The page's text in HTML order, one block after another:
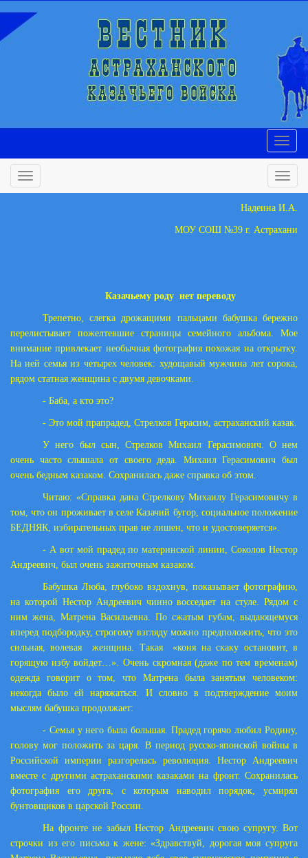
Надеина И.А.
МОУ СОШ №39 г. Астрахани
Казачьему роду нет переводу
Трепетно, слегка дрожащими пальцами бабушка бережно
перелистывает пожелтевшие страницы семейного альбома. Мое
внимание привлекает необычная фотография похожая на открытку.
На ней семья из четырех человек: худощавый мужчина лет сорока,
рядом статная женщина с двумя девочками.
- Баба, а кто это?
- Это мой прапрадед, Стрелков Герасим, астраханский казак.
У него был сын, Стрелков Михаил Герасимович. О нем
очень часто слышала от своего деда. Михаил Герасимович был
очень бедным казаком. Сохранилась даже справка об этом.
Читаю: «Справка дана Стрелкову Михаилу Герасимовичу в
том, что он проживает в селе Казачий бугор, социальное положение
БЕДНЯК, избирательных прав не лишен, что и удостоверяется».
- А вот мой прадед по материнской линии, Соколов Нестор
Андреевич, был очень зажиточным казаком.
Бабушка Люба, глубоко вздохнув, показывает фотографию,
на которой Нестор Андреевич чинно восседает на стуле. Рядом с
ним жена, Матрена Васильевна. По сжатым губам, выдающемуся
вперед подбородку, строгому взгляду можно предположить, что это
сильная, волевая
женщина. Такая
«коня на скаку остановит, в
горящую избу войдет…». Очень скромная (даже по тем временам)
одежда говорит о том, что Матрена была занятым человеком:
некогда было ей наряжаться. И словно в подтверждение моим
мыслям бабушка продолжает:
- Семья у него была большая. Прадед горячо любил Родину,
голову мог положить за царя. В период русско-японской войны в
Российской империи разгорелась революция. Нестор Андреевич
вместе с другими астраханскими казаками на фронт. Сохранилась
фотография его друга, с которым наводил порядок, усмирял
бунтовщиков в царской России.
На фронте не забыл Нестор Андреевич свою супругу. Вот
строчки из его письма к жене: «Здравствуй, дорогая моя супруга